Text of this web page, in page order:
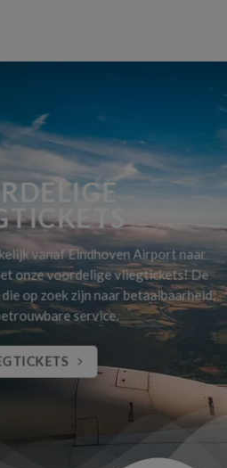
vanaf Eindhoven Airport naar
onze voordelige vliegtickets! De
op zoek zijn naar betaalbaarheid,
service.